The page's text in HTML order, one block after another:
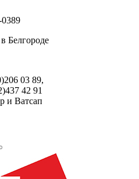
Белгороде
03 89,
42 91
и Ватсап